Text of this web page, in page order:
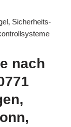
Sicherheits-
nach